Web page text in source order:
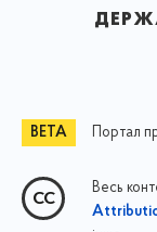
Портал
Весь